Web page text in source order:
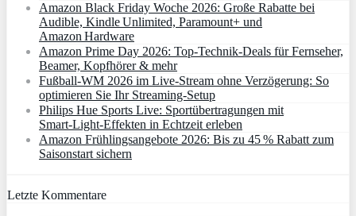
Amazon Black Friday Woche 2026: Große Rabatte bei
Audible, Kindle Unlimited, Paramount+ und
Amazon Hardware
Amazon Prime Day 2026: Top-Technik-Deals für Fernseher,
Beamer, Kopfhörer & mehr
Fußball-WM 2026 im Live-Stream ohne Verzögerung: So
optimieren Sie Ihr Streaming-Setup
Philips Hue Sports Live: Sportübertragungen mit
Smart‑Light‑Effekten in Echtzeit erleben
Amazon Frühlingsangebote 2026: Bis zu 45 % Rabatt zum
Saisonstart sichern
Letzte Kommentare